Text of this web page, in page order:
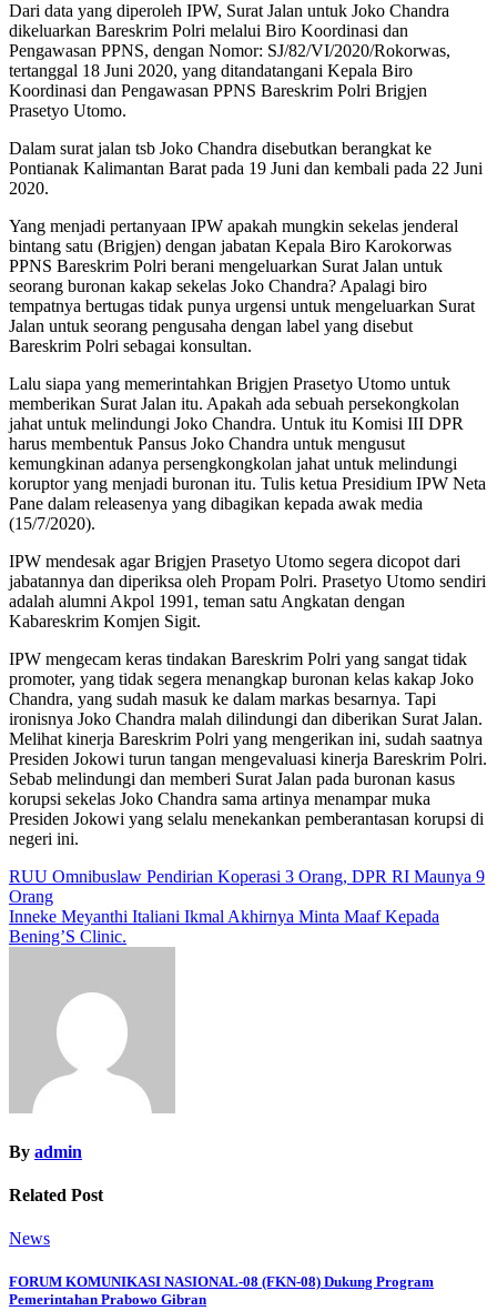
Dari data yang diperoleh IPW, Surat Jalan untuk Joko Chandra
dikeluarkan Bareskrim Polri melalui Biro Koordinasi dan
Pengawasan PPNS, dengan Nomor: SJ/82/VI/2020/Rokorwas,
tertanggal 18 Juni 2020, yang ditandatangani Kepala Biro
Koordinasi dan Pengawasan PPNS Bareskrim Polri Brigjen
Prasetyo Utomo.
Dalam surat jalan tsb Joko Chandra disebutkan berangkat ke
Pontianak Kalimantan Barat pada 19 Juni dan kembali pada 22 Juni
2020.
Yang menjadi pertanyaan IPW apakah mungkin sekelas jenderal
bintang satu (Brigjen) dengan jabatan Kepala Biro Karokorwas
PPNS Bareskrim Polri berani mengeluarkan Surat Jalan untuk
seorang buronan kakap sekelas Joko Chandra? Apalagi biro
tempatnya bertugas tidak punya urgensi untuk mengeluarkan Surat
Jalan untuk seorang pengusaha dengan label yang disebut
Bareskrim Polri sebagai konsultan.
Lalu siapa yang memerintahkan Brigjen Prasetyo Utomo untuk
memberikan Surat Jalan itu. Apakah ada sebuah persekongkolan
jahat untuk melindungi Joko Chandra. Untuk itu Komisi III DPR
harus membentuk Pansus Joko Chandra untuk mengusut
kemungkinan adanya persengkongkolan jahat untuk melindungi
koruptor yang menjadi buronan itu. Tulis ketua Presidium IPW Neta
Pane dalam releasenya yang dibagikan kepada awak media
(15/7/2020).
IPW mendesak agar Brigjen Prasetyo Utomo segera dicopot dari
jabatannya dan diperiksa oleh Propam Polri. Prasetyo Utomo sendiri
adalah alumni Akpol 1991, teman satu Angkatan dengan
Kabareskrim Komjen Sigit.
IPW mengecam keras tindakan Bareskrim Polri yang sangat tidak
promoter, yang tidak segera menangkap buronan kelas kakap Joko
Chandra, yang sudah masuk ke dalam markas besarnya. Tapi
ironisnya Joko Chandra malah dilindungi dan diberikan Surat Jalan.
Melihat kinerja Bareskrim Polri yang mengerikan ini, sudah saatnya
Presiden Jokowi turun tangan mengevaluasi kinerja Bareskrim Polri.
Sebab melindungi dan memberi Surat Jalan pada buronan kasus
korupsi sekelas Joko Chandra sama artinya menampar muka
Presiden Jokowi yang selalu menekankan pemberantasan korupsi di
negeri ini.
Navigasi
pos
RUU Omnibuslaw Pendirian Koperasi 3 Orang, DPR RI Maunya 9
Orang
Inneke Meyanthi Italiani Ikmal Akhirnya Minta Maaf Kepada
Bening’S Clinic.
By admin
Related Post
News
FORUM KOMUNIKASI NASIONAL-08 (FKN-08) Dukung Program
Pemerintahan Prabowo Gibran